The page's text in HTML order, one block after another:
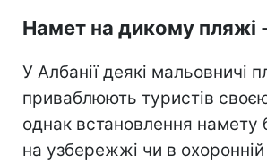
Намет на дикому пляжі
У Албанії деякі мальовничі
приваблюють туристів
однак встановлення намету
на узбережжі чи в